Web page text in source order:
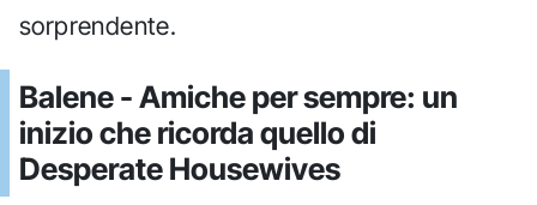
sorprendente.
Balene - Amiche per sempre: un
inizio che ricorda quello di
Desperate Housewives